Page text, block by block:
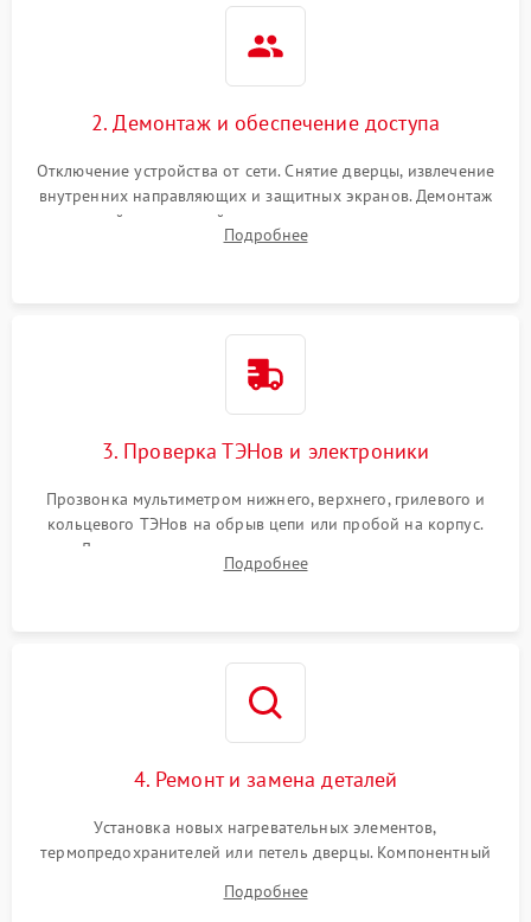
2. Демонтаж и обеспечение доступа
Отключение устройства от сети. Снятие дверцы, извлечение
внутренних направляющих и защитных экранов. Демонтаж
задней или верхней панели для прямого доступа к
нагревательным элементам, плате и вентиляторам.
Подробнее
3. Проверка ТЭНов и электроники
Прозвонка мультиметром нижнего, верхнего, грилевого и
кольцевого ТЭНов на обрыв цепи или пробой на корпус.
Диагностика термостата, датчиков температуры,
переключателя режимов и мотора конвекции.
Подробнее
4. Ремонт и замена деталей
Установка новых нагревательных элементов,
термопредохранителей или петель дверцы. Компонентный
выгоревших реле, восстановление контактов и замена
Подробнее